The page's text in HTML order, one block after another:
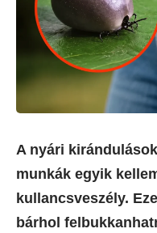
A nyári
munkák egyik
kullancsveszély.
bárhol